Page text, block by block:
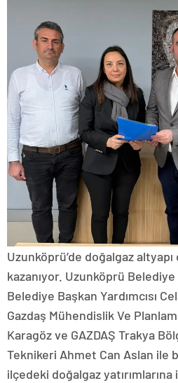
Uzunköprü’de doğalgaz altyapı
kazanıyor. Uzunköprü
Belediye Başkan Yardımcısı
Gazdaş Mühendislik Ve
Karagöz ve GAZDAŞ Trakya
Teknikeri Ahmet Can Aslan ile
ilçedeki doğalgaz